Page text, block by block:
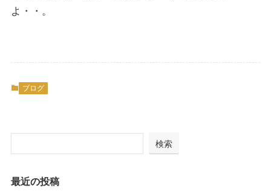
よ・・。
ブログ
検索
最近の投稿